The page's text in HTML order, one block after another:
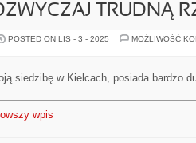
TRUDNĄ
POSTED ON LIS - 3 - 2025
MOŻLIWOŚĆ
siedzibę w Kielcach, posiada bardzo
wpis